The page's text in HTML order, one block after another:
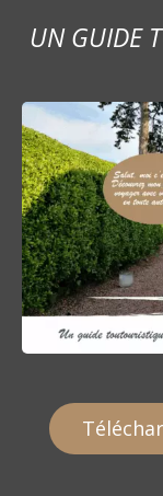
UN GUIDE